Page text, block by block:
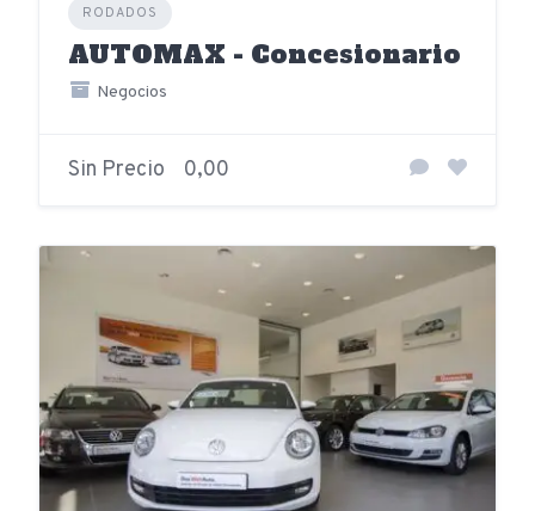
RODADOS
AUTOMAX - Concesionario
Negocios
Sin Precio 0,00